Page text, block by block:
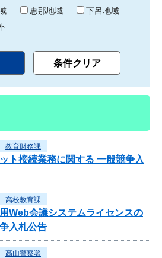
恵那地域
下呂地域
教育財務課
ト接続業務に関する 一般競争入
高校教育課
Web会議システムライセンスの
入札公告
高山警察署